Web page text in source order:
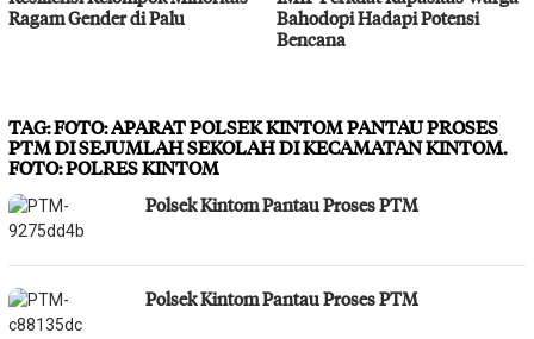
Ragam Gender di Palu
Bahodopi Hadapi Potensi
Bencana
TAG:FOTO: APARAT POLSEK KINTOM PANTAU PROSES
PTM DI SEJUMLAH SEKOLAH DI KECAMATAN KINTOM.
FOTO: POLRES KINTOM
Polsek Kintom Pantau Proses PTM
Polsek Kintom Pantau Proses PTM